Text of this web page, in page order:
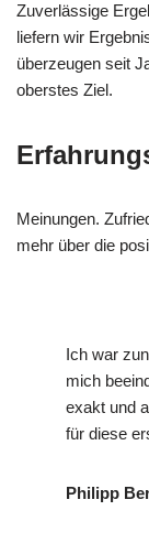
Zuverlässige
liefern wir
überzeugen seit
oberstes Ziel.
Meinungen.
mehr über die
Ich war
mich
exakt und
für diese
Philipp